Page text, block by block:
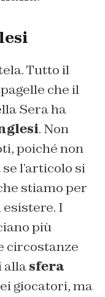
Tutto il
che il
Seraha
. Non
poiché non
l’articolo si
stiamo per
esistere. I
più
circostanze
allasfera
giocatori, ma